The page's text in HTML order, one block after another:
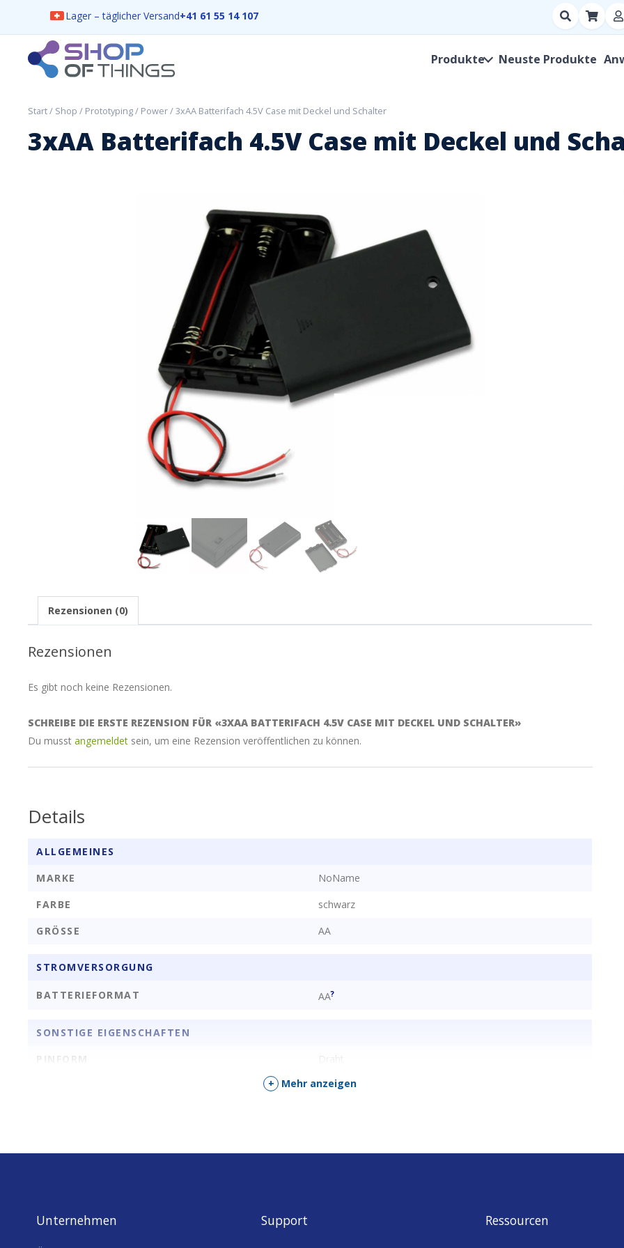
Lager – täglicher Versand+41 61 55 14 107
Suchen
nach
Hersteller,
ShopOfThings
Produkte Neuste Produkte
Start/ Shop / Prototyping/ Power/ 3xAA Batterifach 4.5V Case mit Deckel und Schalter
3xAA Batterifach 4.5V Case mit Deckel und
Rezensionen (0)
Rezensionen
Es gibt noch keine Rezensionen.
SCHREIBE DIE ERSTE REZENSION FÜR «3XAA BATTERIFACH 4.5V CASE MIT DECKEL UND SCHALTER»
Du musst angemeldet sein, um eine Rezension veröffentlichen zu können.
Details
ALLGEMEINES
MARKE
NoName
FARBE
schwarz
GRÖSSE
AA
STROMVERSORGUNG
BATTERIEFORMAT AA?
SONSTIGE EIGENSCHAFTEN
PINFORM
Draht
2
+ Mehr anzeigen
Unternehmen Support Ressourcen